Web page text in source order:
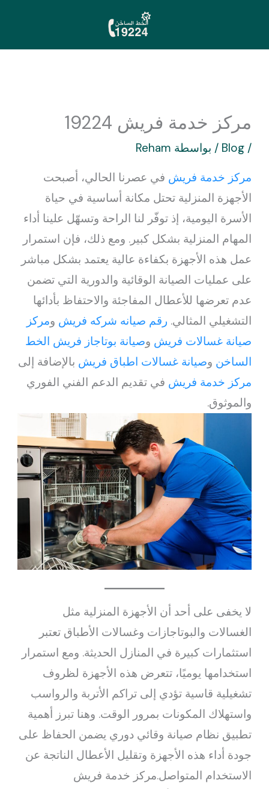
المحتوى
مركز خدمة فريش 19224
/
Blog / بواسطة Reham
مركز خدمة فريش في عصرنا الحالي، أصبحت
الأجهزة المنزلية تحتل مكانة أساسية في حياة
الأسرة اليومية، إذ توفّر لنا الراحة وتسهّل علينا أداء
المهام المنزلية بشكل كبير. ومع ذلك، فإن استمرار
عمل هذه الأجهزة بكفاءة عالية يعتمد بشكل مباشر
على عمليات الصيانة الوقائية والدورية التي تضمن
عدم تعرضها للأعطال المفاجئة والاحتفاظ بأدائها
التشغيلي المثالي. رقم صيانه شركه فريش ومركز
صيانة غسالات فريش وصيانة بوتاجاز فريش الخط
الساخن وصيانة غسالات اطباق فريش بالإضافة إلى
مركز خدمة فريش في تقديم الدعم الفني الفوري
والموثوق.
لا يخفى على أحد أن الأجهزة المنزلية مثل
الغسالات والبوتاجازات وغسالات الأطباق تعتبر
استثمارات كبيرة في المنازل الحديثة. ومع استمرار
استخدامها يوميًا، تتعرض هذه الأجهزة لظروف
تشغيلية قاسية تؤدي إلى تراكم الأتربة والرواسب
واستهلاك المكونات بمرور الوقت. وهنا تبرز أهمية
تطبيق نظام صيانة وقائي دوري يضمن الحفاظ على
جودة أداء هذه الأجهزة وتقليل الأعطال الناتجة عن
الاستخدام المتواصل.مركز خدمة فريش